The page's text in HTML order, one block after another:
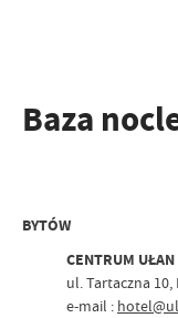
Baza
BYTÓW
CENTRUM UŁAN
ul. Tartaczna 10,
e-mail :